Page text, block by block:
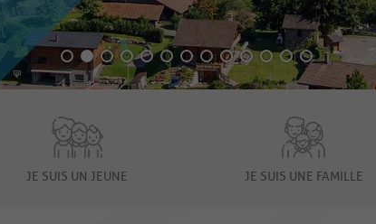
JE SUIS UN JEUNE JE SUIS UNE FAMILLE